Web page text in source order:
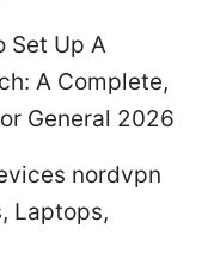
Set Up A
A Complete,
General 2026
nordvpn
Laptops,